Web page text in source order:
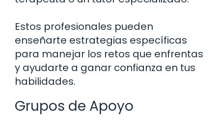
Estos profesionales pueden
enseñarte estrategias específicas
para manejar los retos que enfrentas
y ayudarte a ganar confianza en tus
habilidades.
Grupos de Apoyo